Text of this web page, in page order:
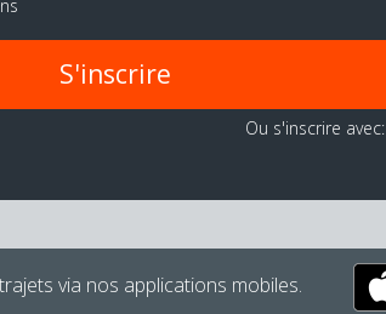
S'inscrire
Ou s'inscrire avec:
via nos applications mobiles.